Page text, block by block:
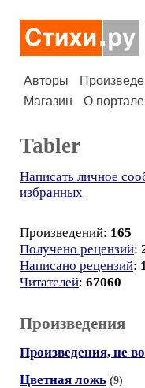
Авторы
Магазин
О портале
Tabler
Написать личное
избранных
Произведений: 165
Получено рецензий:
Написано рецензий:
Читателей: 67060
Произведения
Произведения, не
Цветная ложь (9)